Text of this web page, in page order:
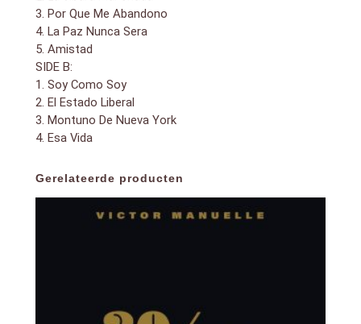
3. Por Que Me Abandono
4. La Paz Nunca Sera
5. Amistad
SIDE B:
1. Soy Como Soy
2. El Estado Liberal
3. Montuno De Nueva York
4. Esa Vida
Gerelateerde producten